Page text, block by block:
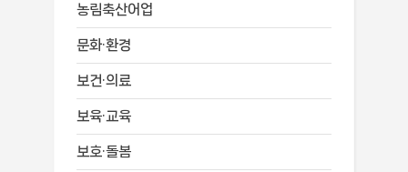
농림축산어업
문화·환경
보건·의료
보육·교육
보호·돌봄